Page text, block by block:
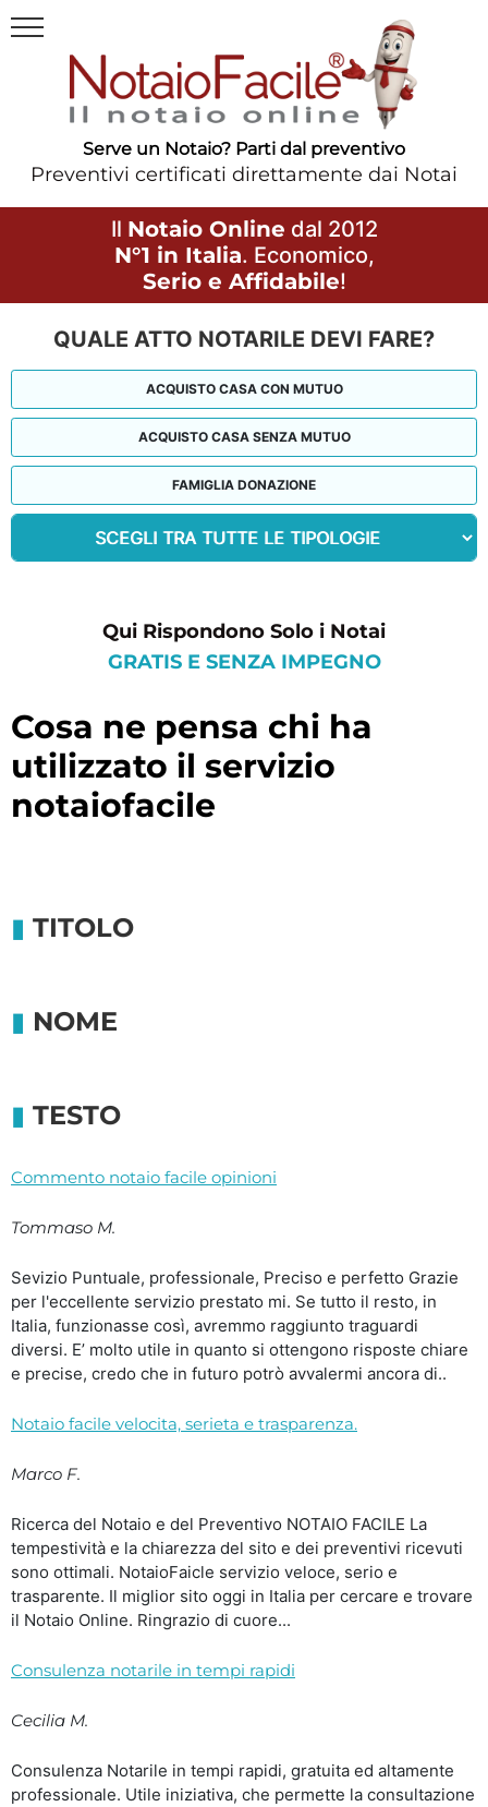
Serve un Notaio? Parti dal preventivo
Preventivi certificati direttamente dai Notai
Il Notaio Online dal 2012
N°1 in Italia. Economico,
Serio e Affidabile!
QUALE ATTO NOTARILE DEVI FARE?
ACQUISTO CASA CON MUTUO
ACQUISTO CASA SENZA MUTUO
FAMIGLIA DONAZIONE
Qui Rispondono Solo i Notai
GRATIS E SENZA IMPEGNO
cosa ne pensa chi ha
utilizzato il servizio
notaiofacile
TITOLO
NOME
TESTO
Commento notaio facile opinioni
Tommaso M.
Sevizio Puntuale, professionale, Preciso e perfetto Grazie
per l'eccellente servizio prestato mi. Se tutto il resto, in
Italia, funzionasse così, avremmo raggiunto traguardi
diversi. E’ molto utile in quanto si ottengono risposte chiare
e precise, credo che in futuro potrò avvalermi ancora di..
Notaio facile velocita, serieta e trasparenza.
Marco F.
Ricerca del Notaio e del Preventivo NOTAIO FACILE La
tempestività e la chiarezza del sito e dei preventivi ricevuti
sono ottimali. NotaioFaicle servizio veloce, serio e
trasparente. Il miglior sito oggi in Italia per cercare e trovare
il Notaio Online. Ringrazio di cuore...
Consulenza notarile in tempi rapidi
Cecilia M.
Consulenza Notarile in tempi rapidi, gratuita ed altamente
professionale. Utile iniziativa, che permette la consultazione